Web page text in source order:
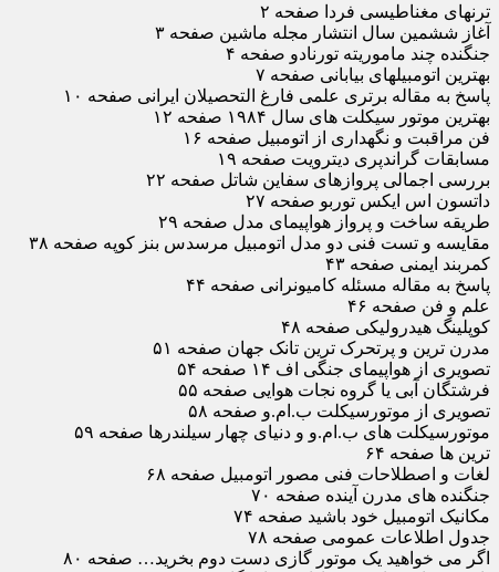
ترنهای مغناطیسی فردا صفحه ۲
آغاز ششمین سال انتشار مجله ماشین صفحه ۳
جنگنده چند ماموریته تورنادو صفحه ۴
بهترین اتومبیلهای بیابانی صفحه ۷
پاسخ به مقاله برتری علمی فارغ التحصیلان ایرانی صفحه ۱۰
بهترین موتور سیکلت های سال ۱۹۸۴ صفحه ۱۲
فن مراقبت و نگهداری از اتومبیل صفحه ۱۶
مسابقات گراندپری دیترویت صفحه ۱۹
بررسی اجمالی پروازهای سفاین شاتل صفحه ۲۲
داتسون اس ایکس توربو صفحه ۲۷
طریقه ساخت و پرواز هواپیمای مدل صفحه ۲۹
مقایسه و تست فنی دو مدل اتومبیل مرسدس بنز کوپه صفحه ۳۸
کمربند ایمنی صفحه ۴۳
پاسخ به مقاله مسئله کامیونرانی صفحه ۴۴
علم و فن صفحه ۴۶
کوپلینگ هیدرولیکی صفحه ۴۸
مدرن ترین و پرتحرک ترین تانک جهان صفحه ۵۱
تصویری از هواپیمای جنگی اف ۱۴ صفحه ۵۴
فرشتگان آبی یا گروه نجات هوایی صفحه ۵۵
تصویری از موتورسیکلت ب.ام.و صفحه ۵۸
موتورسیکلت های ب.ام.و و دنیای چهار سیلندرها صفحه ۵۹
ترین ها صفحه ۶۴
لغات و اصطلاحات فنی مصور اتومبیل صفحه ۶۸
جنگنده های مدرن آینده صفحه ۷۰
مکانیک اتومبیل خود باشید صفحه ۷۴
جدول اطلاعات عمومی صفحه ۷۸
اگر می خواهید یک موتور گازی دست دوم بخرید… صفحه ۸۰